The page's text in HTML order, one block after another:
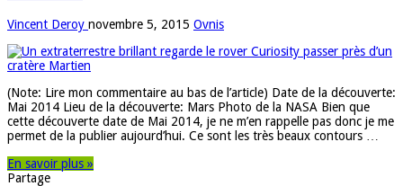
Vincent Deroy novembre 5, 2015 Ovnis
(Note: Lire mon commentaire au bas de l’article) Date de la découverte:
Mai 2014 Lieu de la découverte: Mars Photo de la NASA Bien que
cette découverte date de Mai 2014, je ne m’en rappelle pas donc je me
permet de la publier aujourd’hui. Ce sont les très beaux contours …
En savoir plus »
Partage